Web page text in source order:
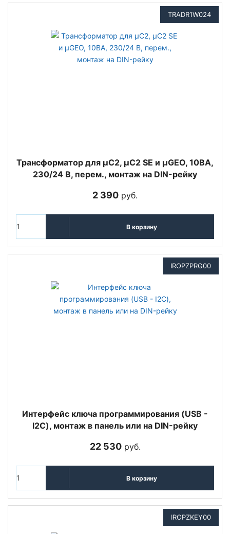
TRADR1W024
Трансформатор для µC2, µC2 SE и µGEO, 10ВА,
230/24 В, перем., монтаж на DIN-рейку
2 390 руб.
В корзину
IROPZPRG00
Интерфейс ключа программирования (USB -
I2C), монтаж в панель или на DIN-рейку
22 530руб.
В корзину
IROPZKEY00